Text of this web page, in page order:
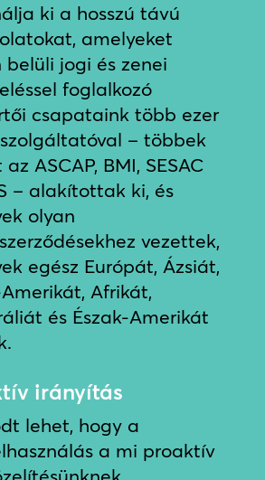
ki a hosszú távú
amelyeket
belüli jogi és zenei
foglalkozó
csapataink több ezer
– többek
ASCAP, BMI, SESAC
– alakítottak ki, és
olyan
vezettek,
egész Európát, Ázsiát,
Afrikát,
és Észak-Amerikát
irányítás
lehet, hogy a
a mi proaktív